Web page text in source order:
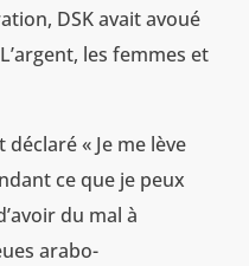
DSK avait avoué
les femmes et
« Je me lève
ce que je peux
du mal à
arabo-